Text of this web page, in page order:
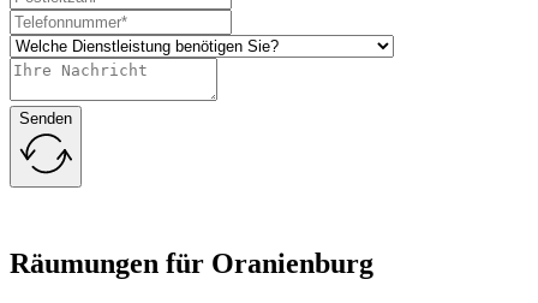
Senden
Räumungen für Oranienburg